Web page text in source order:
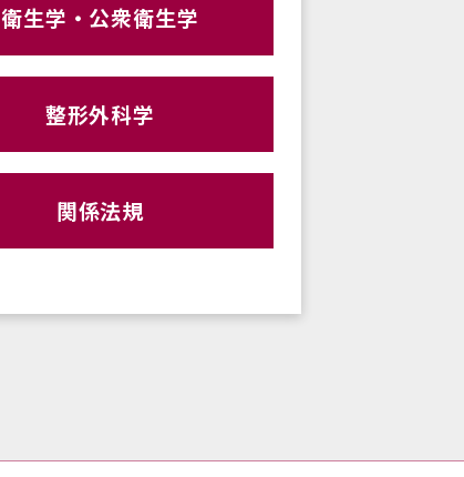
衛生学・公衆衛生学
整形外科学
関係法規